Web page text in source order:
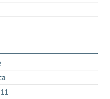
dans
un
nouvel
s'ouvre
dans